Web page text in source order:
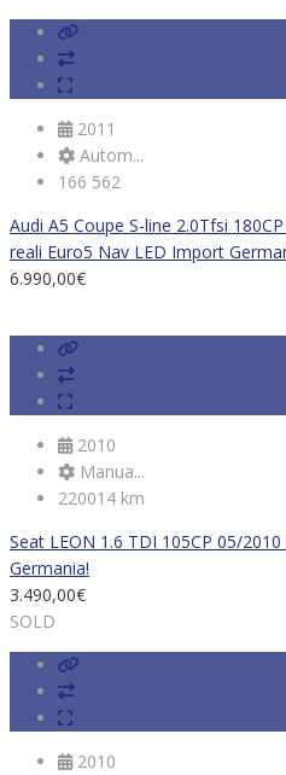
2011
Autom...
166 562
Audi A5 Coupe S-line 2.0Tfsi
reali Euro5 Nav LED Import
6.990,00€
2010
Manua...
220014 km
Seat LEON 1.6 TDI 105CP 05/
Germania!
3.490,00€
SOLD
2010